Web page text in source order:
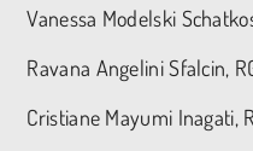
Vanessa Modelski
Ravana Angelini Sfalcin,
Cristiane Mayumi Inagati,